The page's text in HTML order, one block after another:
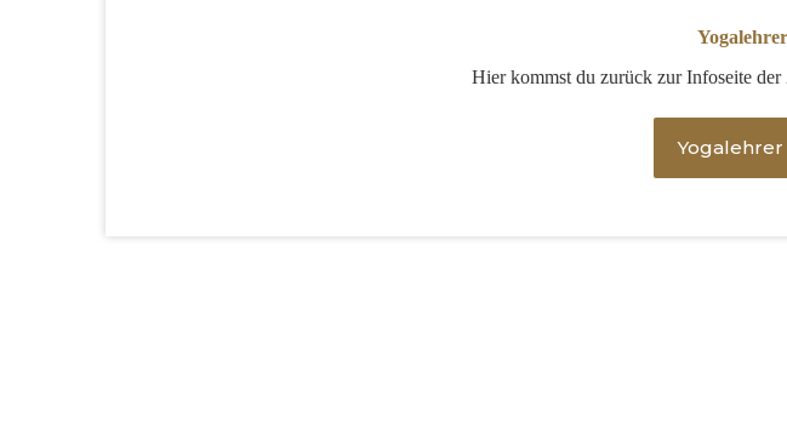
Hier kommst du zurück zur Infoseite